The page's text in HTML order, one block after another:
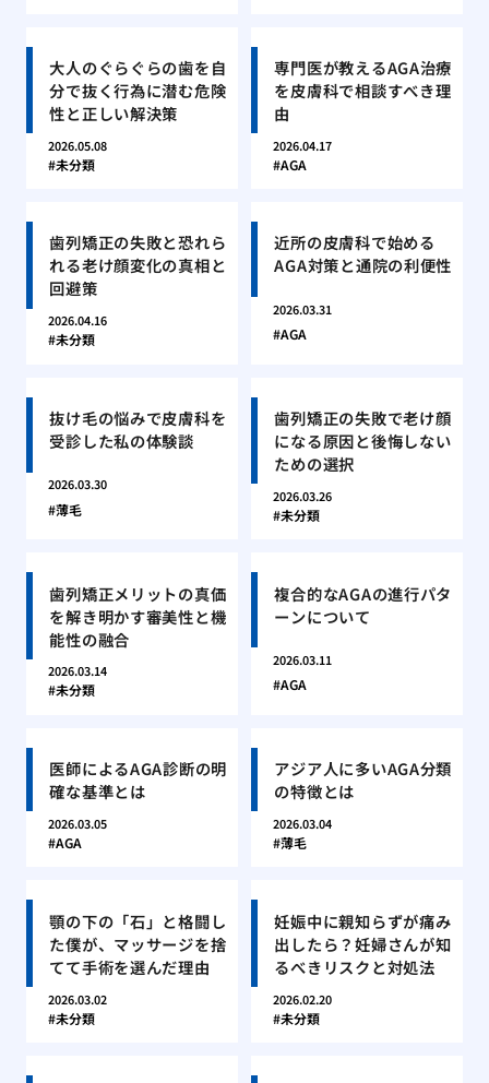
大人のぐらぐらの歯を自
分で抜く行為に潜む危険
性と正しい解決策
2026.05.08
未分類
専門医が教えるAGA治療
を皮膚科で相談すべき理
由
2026.04.17
AGA
歯列矯正の失敗と恐れら
れる老け顔変化の真相と
回避策
2026.04.16
未分類
近所の皮膚科で始める
AGA対策と通院の利便性
2026.03.31
AGA
抜け毛の悩みで皮膚科を
受診した私の体験談
2026.03.30
薄毛
歯列矯正の失敗で老け顔
になる原因と後悔しない
ための選択
2026.03.26
未分類
歯列矯正メリットの真価
を解き明かす審美性と機
能性の融合
2026.03.14
未分類
複合的なAGAの進行パタ
ーンについて
2026.03.11
AGA
医師によるAGA診断の明
確な基準とは
2026.03.05
AGA
アジア人に多いAGA分類
の特徴とは
2026.03.04
薄毛
顎の下の「石」と格闘し
た僕が、マッサージを捨
てて手術を選んだ理由
2026.03.02
未分類
妊娠中に親知らずが痛み
出したら？妊婦さんが知
るべきリスクと対処法
2026.02.20
未分類